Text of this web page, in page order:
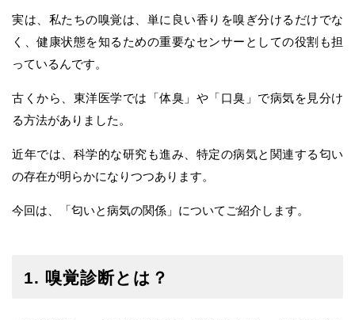
実は、私たちの嗅覚は、単に良い香りを嗅ぎ分けるだけでな
く、健康状態を知るための重要なセンサーとしての役割も担
っているんです。
古くから、東洋医学では「体臭」や「口臭」で病気を見分け
る方法がありました。
近年では、科学的な研究も進み、特定の病気と関連する匂い
の存在が明らかになりつつあります。
今回は、「匂いと病気の関係」についてご紹介します。
1. 嗅覚診断とは？